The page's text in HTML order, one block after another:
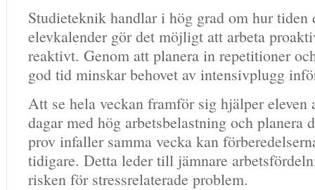
Studieteknik handlar i hög grad om hur tiden
elevkalender gör det möjligt att arbeta
reaktivt. Genom att planera in repetitioner
god tid minskar behovet av intensivplugg
Att se hela veckan framför sig hjälper eleven
dagar med hög arbetsbelastning och planera
prov infaller samma vecka kan
tidigare. Detta leder till jämnare
risken för stressrelaterade problem.